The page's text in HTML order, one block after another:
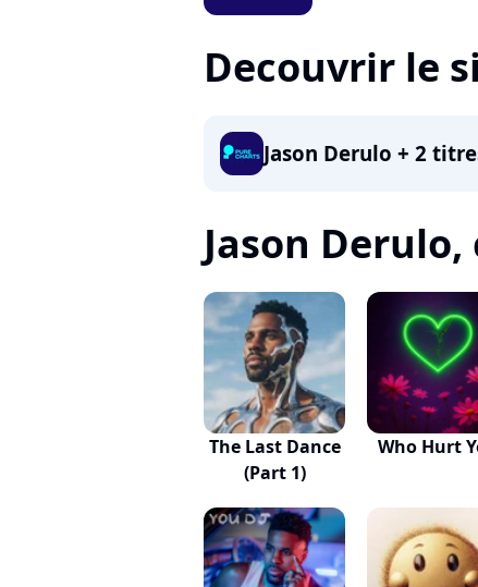
Decouvrir le
Jason Derulo + 2
Jason
The Last Dance
(Part 1)
Who Hurt